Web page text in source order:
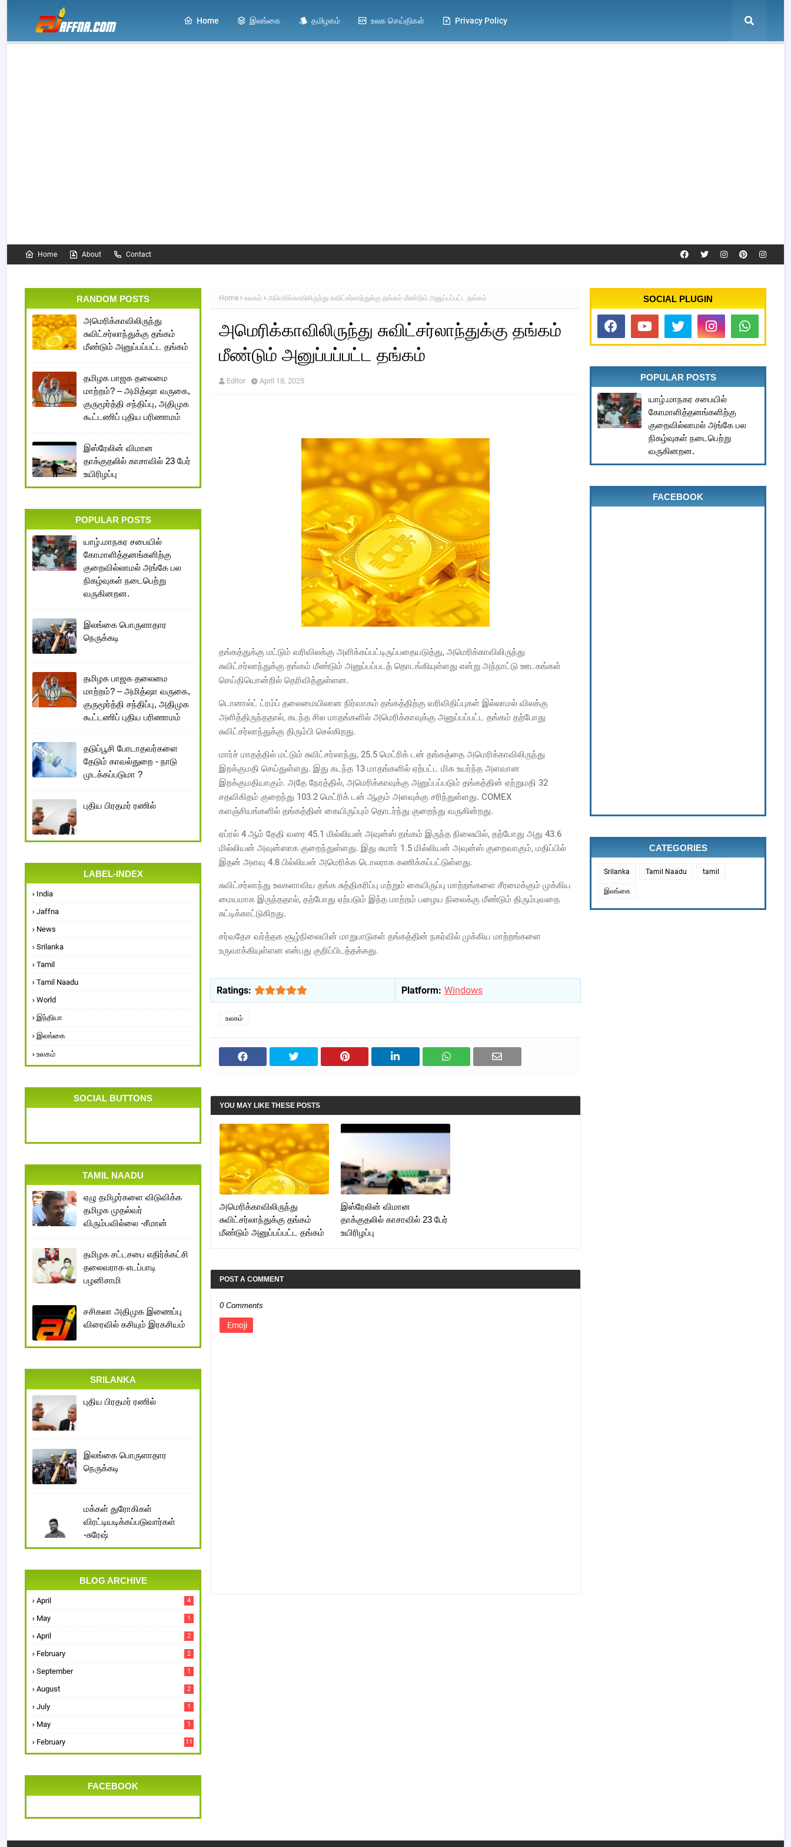
Home இலங்கை தமிழகம் உலக செய்திகள் Privacy Policy
Home About Contact
RANDOM POSTS
அமெரிக்காவிலிருந்து
சுவிட்சர்லாந்துக்கு தங்கம்
மீண்டும் அனுப்பப்பட்ட தங்கம்
தமிழக பாஜக தலைமை
மாற்றம்? – அமித்ஷா வருகை,
குருமூர்த்தி சந்திப்பு, அதிமுக
கூட்டணிப் புதிய பரிணாமம்
இஸ்ரேலின் விமான
தாக்குதலில் காசாவில் 23 பேர்
உயிரிழப்பு
POPULAR POSTS
யாழ்.மாநகர சபையில்
கோமாளித்தனங்களிற்கு
குறைவில்லாமல் அங்கே பல
நிகழ்வுகள் நடைபெற்று
வருகினறன.
இலங்கை பொருளாதார
நெருக்கடி
தமிழக பாஜக தலைமை
மாற்றம்? – அமித்ஷா வருகை,
குருமூர்த்தி சந்திப்பு, அதிமுக
கூட்டணிப் புதிய பரிணாமம்
தடுப்பூசி போடாதவர்களை
தேடும் காவல்துறை - நாடு
முடக்கப்படுமா ?
புதிய பிரதமர் ரணில்
LABEL-INDEX
India
Jaffna
News
Srilanka
Tamil
Tamil Naadu
World
இந்தியா
இலங்கை
உலகம்
SOCIAL BUTTONS
TAMIL NAADU
ஏழு தமிழர்களை விடுவிக்க
தமிழக முதல்வர்
விரும்பவில்லை -சீமான்
தமிழக சட்டசபை எதிர்க்கட்சி
தலைவராக எடப்பாடி
பழனிசாமி
சசிகலா அதிமுக இணைப்பு
விரைவில் கசியும் இரகசியம்
SRILANKA
புதிய பிரதமர் ரணில்
இலங்கை பொருளாதார
நெருக்கடி
மக்கள் துரோகிகள்
விரட்டியடிக்கப்படுவார்கள்
-சுரேஷ்
BLOG ARCHIVE
April 4
May 1
April 2
February 2
September 1
August 2
July 1
May 1
February 11
FACEBOOK
Home உலகம் அமெரிக்காவிலிருந்து சுவிட்சர்லாந்துக்கு தங்கம் மீண்டும் அனுப்பப்பட்ட தங்கம்
அமெரிக்காவிலிருந்து சுவிட்சர்லாந்துக்கு தங்கம்
மீண்டும் அனுப்பப்பட்ட தங்கம்
Editor April 18, 2025
தங்கத்துக்கு மட்டும் வரிவிலக்கு அளிக்கப்பட்டிருப்பதையடுத்து, அமெரிக்காவிலிருந்து
சுவிட்சர்லாந்துக்கு தங்கம் மீண்டும் அனுப்பப்படத் தொடங்கியுள்ளது என்று அந்நாட்டு ஊடகங்கள்
செய்தியொன்றில் தெரிவித்துள்ளன.
டொனால்ட் ட்ரம்ப் தலைமையிலான நிர்வாகம் தங்கத்திற்கு வரிவிதிப்புகள் இல்லாமல் விலக்கு
அளித்திருந்ததால், கடந்த சில மாதங்களில் அமெரிக்காவுக்கு அனுப்பப்பட்ட தங்கம் தற்போது
சுவிட்சர்லாந்துக்கு திரும்பி செல்கிறது.
மார்ச் மாதத்தில் மட்டும் சுவிட்சர்லாந்து, 25.5 மெட்ரிக் டன் தங்கத்தை அமெரிக்காவிலிருந்து
இறக்குமதி செய்துள்ளது. இது கடந்த 13 மாதங்களில் ஏற்பட்ட மிக உயர்ந்த அளவான
இறக்குமதியாகும். அதே நேரத்தில், அமெரிக்காவுக்கு அனுப்பப்படும் தங்கத்தின் ஏற்றுமதி 32
சதவிகிதம் குறைந்து 103.2 மெட்ரிக் டன் ஆகும் அளவுக்கு சரிந்துள்ளது. COMEX
களஞ்சியங்களில் தங்கத்தின் கையிருப்பும் தொடர்ந்து குறைந்து வருகின்றது.
ஏப்ரல் 4 ஆம் தேதி வரை 45.1 மில்லியன் அவுன்ஸ் தங்கம் இருந்த நிலையில், தற்போது அது 43.6
மில்லியன் அவுன்ஸாக குறைந்துள்ளது. இது சுமார் 1.5 மில்லியன் அவுன்ஸ் குறைவாகும், மதிப்பில்
இதன் அளவு 4.8 பில்லியன் அமெரிக்க டொலராக கணிக்கப்பட்டுள்ளது.
சுவிட்சர்லாந்து உலகளாவிய தங்க சுத்திகரிப்பு மற்றும் கையிருப்பு மாற்றங்களை சீரமைக்கும் முக்கிய
மையமாக இருந்ததால், தற்போது ஏற்படும் இந்த மாற்றம் பழைய நிலைக்கு மீண்டும் திரும்புவதை
சுட்டிக்காட்டுகிறது.
சர்வதேச வர்த்தக சூழ்நிலையின் மாறுபாடுகள் தங்கத்தின் நகர்வில் முக்கிய மாற்றங்களை
உருவாக்கியுள்ளன என்பது குறிப்பிடத்தக்கது.
Ratings: Platform: Windows
உலகம்
YOU MAY LIKE THESE POSTS
அமெரிக்காவிலிருந்து
சுவிட்சர்லாந்துக்கு தங்கம்
மீண்டும் அனுப்பப்பட்ட தங்கம்
இஸ்ரேலின் விமான
தாக்குதலில் காசாவில் 23 பேர்
உயிரிழப்பு
POST A COMMENT
0 Comments
Emoji
SOCIAL PLUGIN
POPULAR POSTS
யாழ்.மாநகர சபையில்
கோமாளித்தனங்களிற்கு
குறைவில்லாமல் அங்கே பல
நிகழ்வுகள் நடைபெற்று
வருகினறன.
FACEBOOK
CATEGORIES
Srilanka Tamil Naadu tamil
இலங்கை